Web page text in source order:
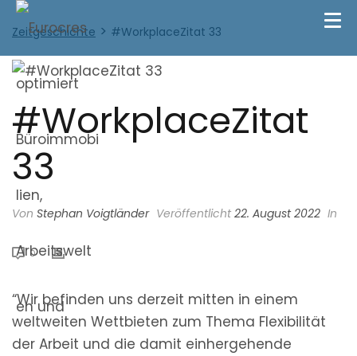
Zeitgeschichte > #WorkplaceZitat 33
#WorkplaceZitat
33
Von Stephan Voigtländer Veröffentlicht 22. August 2022 In
0
“Wir befinden uns derzeit mitten in einem
weltweiten Wettbieten zum Thema Flexibilität
der Arbeit und die damit einhergehende